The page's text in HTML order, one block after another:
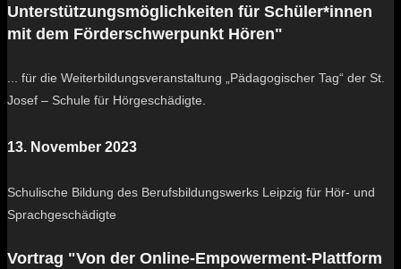
Unterstützungsmöglichkeiten für Schüler*innen
mit dem Förderschwerpunkt Hören"
... für die Weiterbildungsveranstaltung „Pädagogischer Tag“ der St.
Josef – Schule für Hörgeschädigte.
13. November 2023
Schulische Bildung des Berufsbildungswerks Leipzig für Hör- und
Sprachgeschädigte
Vortrag "Von der Online-Empowerment-Plattform